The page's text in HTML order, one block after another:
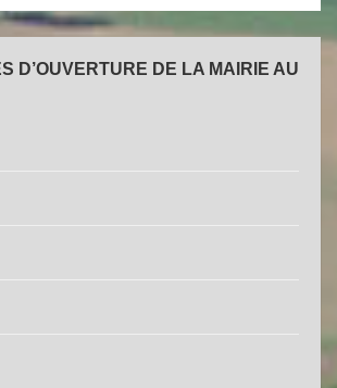
D’OUVERTURE DE LA MAIRIE AU